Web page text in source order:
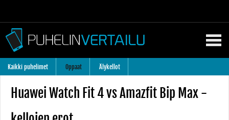
Kaikki puhelimet Oppaat Älykellot
Huawei Watch Fit 4 vs Amazfit Bip Max -